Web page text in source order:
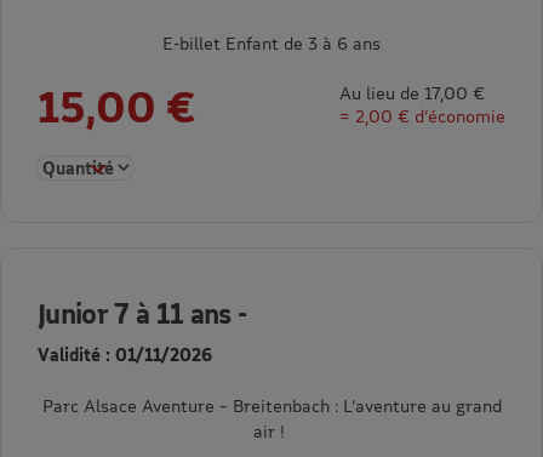
E-billet Enfant de 3 à 6 ans
15,00 €
Au lieu de 17,00 €
= 2,00 € d’économie
Sélectionner la quantité pour Enfant 3 à 6 ans -
Junior 7 à 11 ans -
Validité : 01/11/2026
Parc Alsace Aventure – Breitenbach : L’aventure au grand
air !